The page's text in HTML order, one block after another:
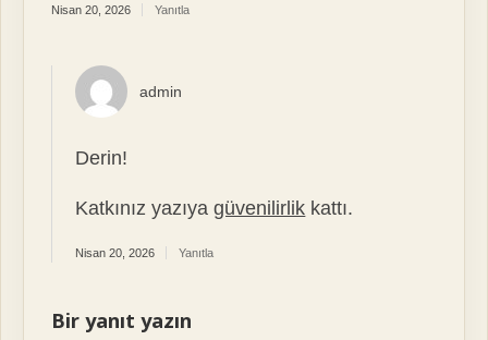
Nisan 20, 2026 Yanıtla
admin
Derin!
Katkınız yazıyagüvenilirlik kattı.
Nisan 20, 2026 Yanıtla
Bir yanıt yazın